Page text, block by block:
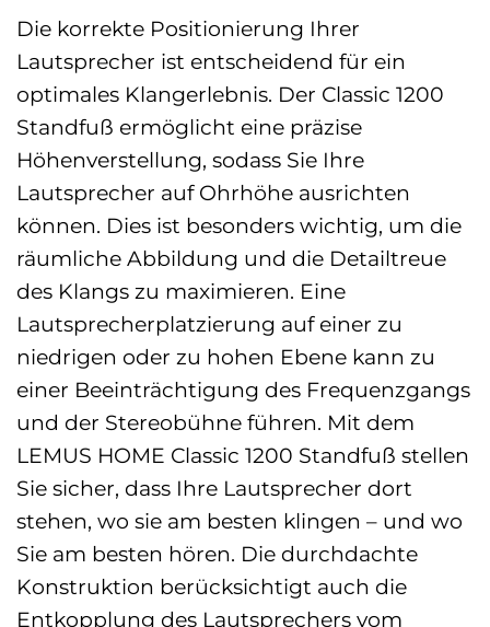
Die korrekte Positionierung Ihrer
Lautsprecher ist entscheidend für ein
optimales Klangerlebnis. Der Classic 1200
Standfuß ermöglicht eine präzise
Höhenverstellung, sodass Sie Ihre
Lautsprecher auf Ohrhöhe ausrichten
können. Dies ist besonders wichtig, um die
räumliche Abbildung und die Detailtreue
des Klangs zu maximieren. Eine
Lautsprecherplatzierung auf einer zu
niedrigen oder zu hohen Ebene kann zu
einer Beeinträchtigung des Frequenzgangs
und der Stereobühne führen. Mit dem
LEMUS HOME Classic 1200 Standfuß stellen
Sie sicher, dass Ihre Lautsprecher dort
stehen, wo sie am besten klingen – und wo
Sie am besten hören. Die durchdachte
Konstruktion berücksichtigt auch die
Entkopplung des Lautsprechers vom